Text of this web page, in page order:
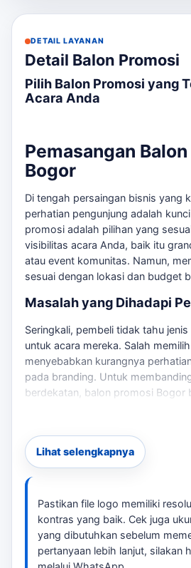
DETAIL LAYANAN
Detail Balon Promosi
Pilih Balon Promosi yang
Acara Anda
Pemasangan
Bogor
Di tengah persaingan bisnis yang
perhatian pengunjung adalah
promosi adalah pilihan yang
visibilitas acara Anda, baik itu
atau event komunitas. Namun,
sesuai dengan lokasi dan budget
Masalah yang Dihadapi
Seringkali, pembeli tidak tahu
untuk acara mereka. Salah
menyebabkan kurangnya
pada branding. Untuk
berdekatan, balon promosi Bogor
Risiko Salah Pilih
Jika Anda memilih balon yang
berisiko kehilangan kesempatan
Oleh karena itu, penting untuk
yang tepat sebelum memesan.
Solusi yang Ditawarkan
Lihat selengkapnya
Pastikan file logo memiliki
kontras yang baik. Cek juga
yang dibutuhkan sebelum
pertanyaan lebih lanjut, silakan